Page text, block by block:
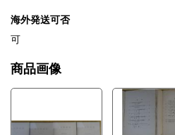
海外発送可否
可
商品画像